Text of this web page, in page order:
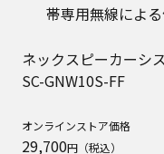
帯専用無線によ
ネックスピーカーシ
SC-GNW10S-FF
オンラインストア価格
29,700円（税込）